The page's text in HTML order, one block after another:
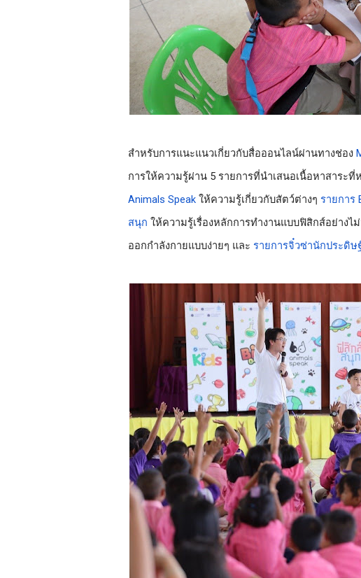
สำหรับการแนะแนวเกี่ยวกับสื่อออนไลน์ผ่านทางช่อง
การให้ความรู้ผ่าน 5 รายการที่นำเสนอเนื้อหาสาระ
Animals Speak ให้ความรู้เกี่ยวกับสัตว์ต่างๆ รายการ
สนุก ให้ความรู้เรื่องหลักการทำงานแบบฟิสิกส์อย่างไม่
ออกกำลังกายแบบง่ายๆ และ รายการจิ๋วซ่านักประดิษ